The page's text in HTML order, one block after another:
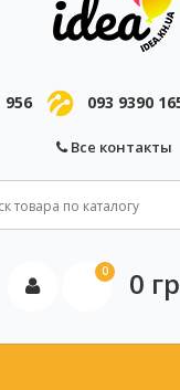
956 093 9390
Все контакты
0 0